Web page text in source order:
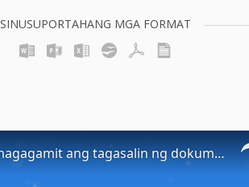
SINUSUPORTAHANG MGA FORMAT
Doc Translator: Paano ko magagamit ang tagasalin ng dokumento?